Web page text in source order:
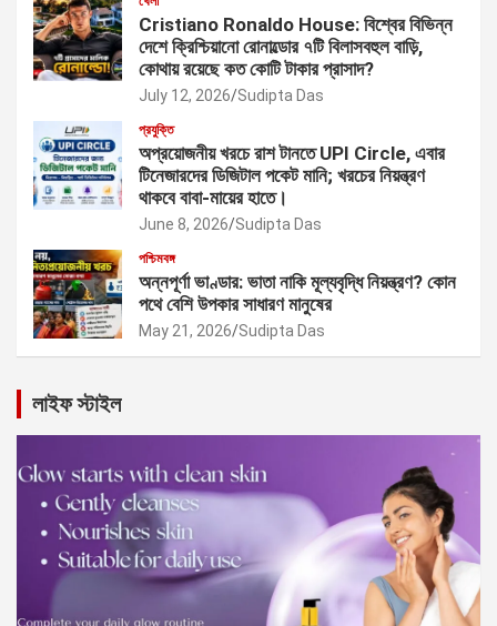
Cristiano Ronaldo House: বিশ্বের বিভিন্ন
দেশে ক্রিশ্চিয়ানো রোনাল্ডোর ৭টি বিলাসবহুল বাড়ি,
কোথায় রয়েছে কত কোটি টাকার প্রাসাদ?
July 12, 2026 Sudipta Das
প্রযুক্তি
অপ্রয়োজনীয় খরচে রাশ টানতে UPI Circle, এবার
টিনেজারদের ডিজিটাল পকেট মানি; খরচের নিয়ন্ত্রণ
থাকবে বাবা-মায়ের হাতে।
June 8, 2026 Sudipta Das
পশ্চিমবঙ্গ
অন্নপূর্ণা ভাণ্ডার: ভাতা নাকি মূল্যবৃদ্ধি নিয়ন্ত্রণ? কোন
পথে বেশি উপকার সাধারণ মানুষের
May 21, 2026 Sudipta Das
লাইফ স্টাইল